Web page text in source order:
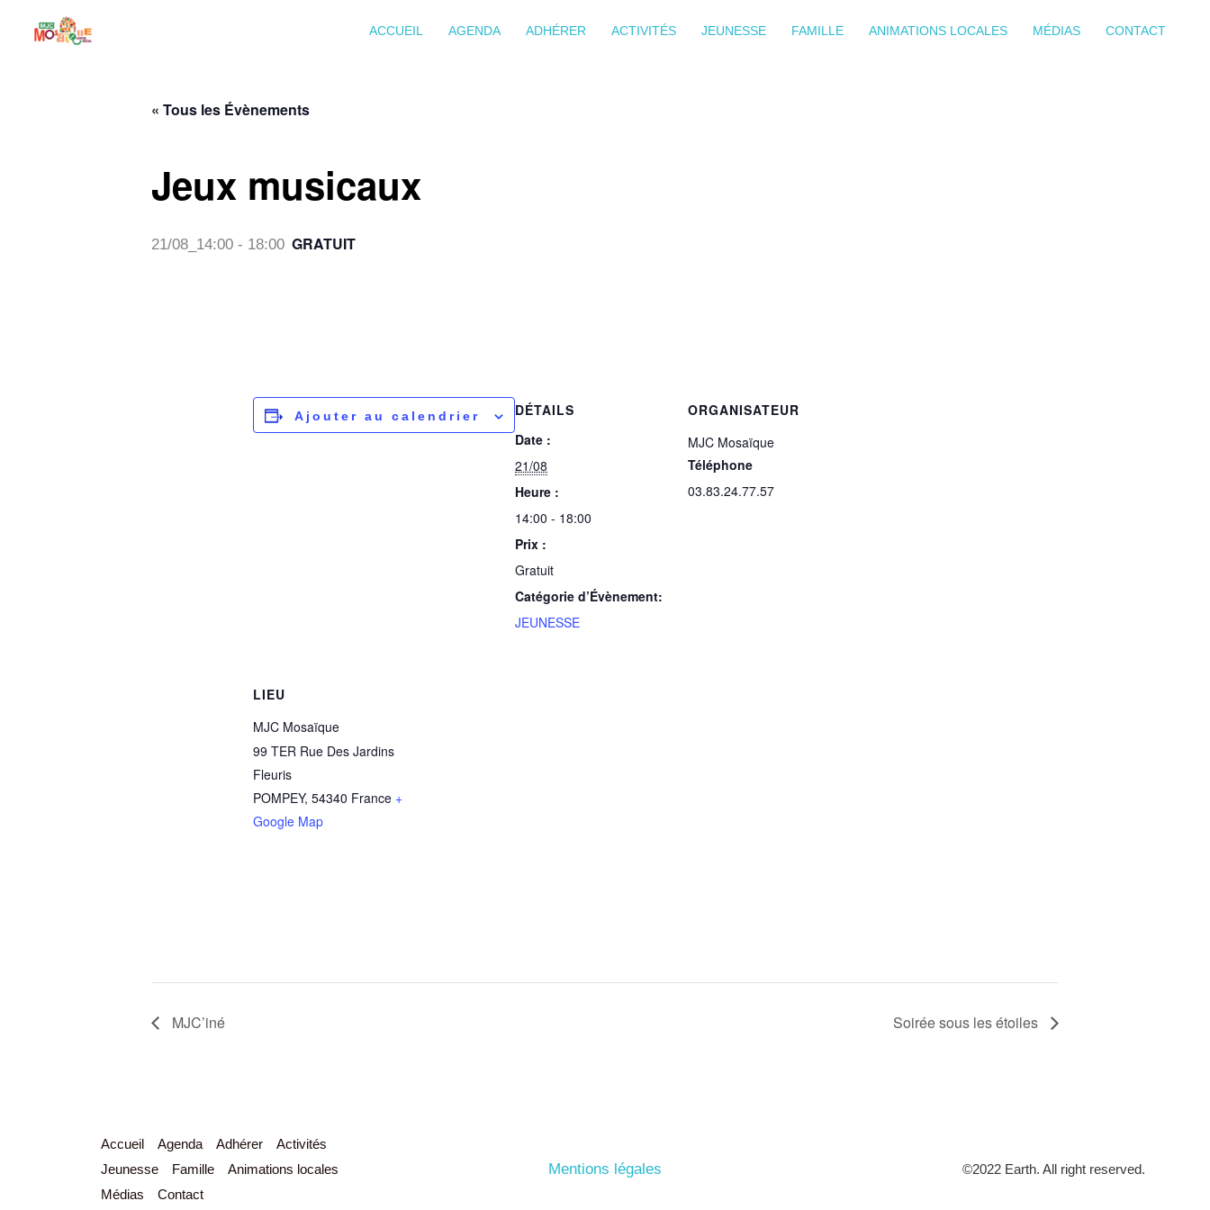
ACCUEIL AGENDA ADHÉRER ACTIVITÉS JEUNESSE FAMILLE ANIMATIONS LOCALES MÉDIAS CONTACT
« Tous les Évènements
Jeux musicaux
21/08_14:00 - 18:00 GRATUIT
Ajouter au calendrier
DÉTAILS
Date :
21/08
Heure :
14:00 - 18:00
Prix :
Gratuit
Catégorie d’Évènement:
JEUNESSE
ORGANISATEUR
MJC Mosaïque
Téléphone
03.83.24.77.57
LIEU
MJC Mosaïque
99 TER Rue Des Jardins
Fleuris
POMPEY, 54340 France +
Google Map
MJC’iné Soirée sous les étoiles
Accueil Agenda Adhérer
Activités
Jeunesse
Famille
Animations locales
Médias
Contact
Mentions légales ©2022 Earth. All right reserved.